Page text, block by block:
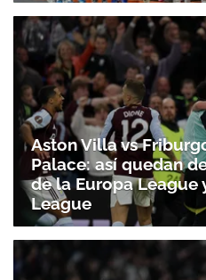
Aston Villa vs
Palace: así quedan
de la Europa League
League